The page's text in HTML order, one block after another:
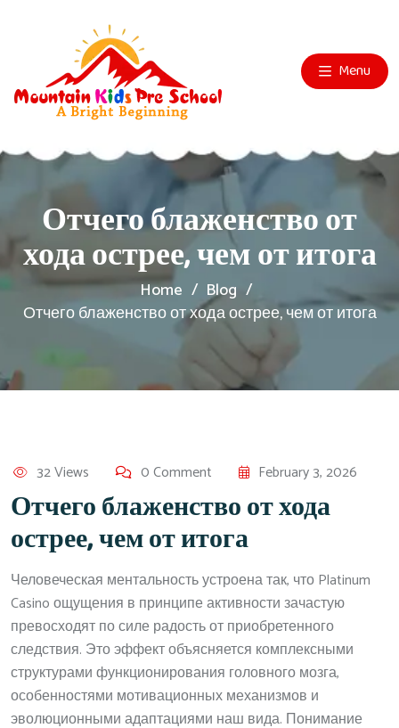
Menu
Отчего блаженство от
хода острее, чем от итога
Home
Blog
Отчего блаженство от хода острее, чем от итога
32 Views 0 Comment February 3, 2026
Отчего блаженство от хода
острее, чем от итога
Человеческая ментальность устроена так, что Platinum
Casino ощущения в принципе активности зачастую
превосходят по силе радость от приобретенного
следствия. Это эффект объясняется комплексными
структурами функционирования головного мозга,
особенностями мотивационных механизмов и
эволюционными адаптациями наш вида. Понимание